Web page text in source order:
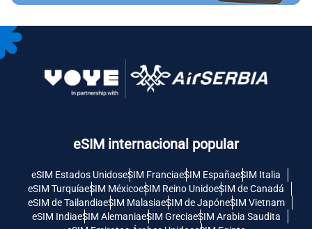
eSIM internacional popular
eSIM Estados UnidoseSIM FranciaeSIM EspañaeSIM Italia
eSIM TurquíaeSIM MéxicoeSIM Reino UnidoeSIM de Canadá
eSIM de TailandiaeSIM MalasiaeSIM de JapóneSIM Vietnam
eSIM IndiaeSIM AlemaniaeSIM GreciaeSIM Arabia Saudita